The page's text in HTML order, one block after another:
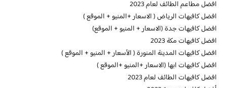
افضل مطاعم الطائف لعام 2023
افضل كافيهات الرياض ( الاسعار +المنيو + الموقع )
افضل كافيهات جدة (الاسعار + المنيو + الموقع)
افضل كافيهات مكة 2023
افضل كافيهات المدينة المنورة ( الأسعار + المنيو + الموقع )
افضل كافيهات ابها (الاسعار +المنيو +الموقع )
افضل كافيهات الطائف لعام 2023